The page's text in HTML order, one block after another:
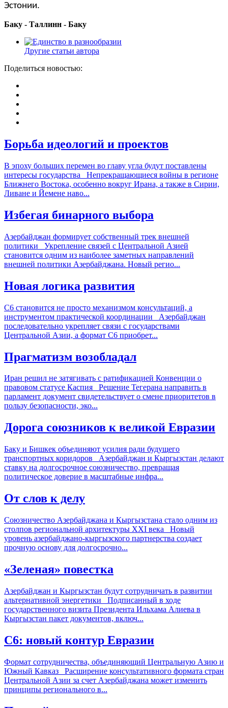
Эстонии.
Баку - Таллинн - Баку
Другие статьи автора
Поделиться новостью:
Борьба идеологий и проектов
В эпоху больших перемен во главу угла будут поставлены
интересы государства Непрекращающиеся войны в регионе
Ближнего Востока, особенно вокруг Ирана, а также в Сирии,
Ливане и Йемене наво...
Избегая бинарного выбора
Азербайджан формирует собственный трек внешней
политики Укрепление связей с Центральной Азией
становится одним из наиболее заметных направлений
внешней политики Азербайджана. Новый регио...
Новая логика развития
С6 становится не просто механизмом консультаций, а
инструментом практической координации Азербайджан
последовательно укрепляет связи с государствами
Центральной Азии, а формат С6 приобрет...
Прагматизм возобладал
Иран решил не затягивать с ратификацией Конвенции о
правовом статусе Каспия Решение Тегерана направить в
парламент документ свидетельствует о смене приоритетов в
пользу безопасности, эко...
Дорога союзников к великой Евразии
Баку и Бишкек объединяют усилия ради будущего
транспортных коридоров Азербайджан и Кыргызстан делают
ставку на долгосрочное союзничество, превращая
политическое доверие в масштабные инфра...
От слов к делу
Союзничество Азербайджана и Кыргызстана стало одним из
столпов региональной архитектуры XXI века Новый
уровень азербайджано-кыргызского партнерства создает
прочную основу для долгосрочно...
«Зеленая» повестка
Азербайджан и Кыргызстан будут сотрудничать в развитии
альтернативной энергетики Подписанный в ходе
государственного визита Президента Ильхама Алиева в
Кыргызстан пакет документов, включ...
С6: новый контур Евразии
Формат сотрудничества, объединяющий Центральную Азию и
Южный Кавказ Расширение консультативного формата стран
Центральной Азии за счет Азербайджана может изменить
принципы регионального в...